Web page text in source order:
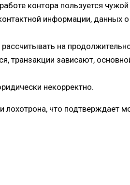
контора пользуется
информации,
на
транзакции зависают,
некорректно.
что подтверждает